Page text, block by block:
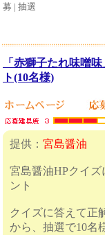
募 | 抽選
「赤獅子たれ味噌
ト(10名様)
提供： 宮島醤油
宮島醤油HPクイ
ント
クイズに答えて正
から、抽選で10名